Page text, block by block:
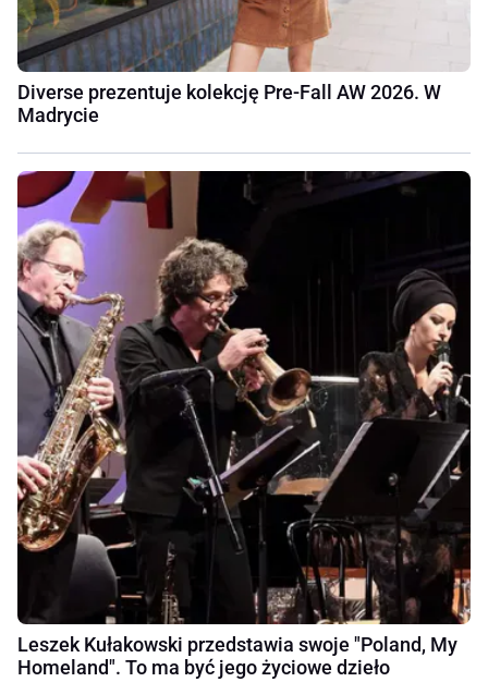
Diverse prezentuje kolekcję Pre-Fall AW 2026. W
Madrycie
Leszek Kułakowski przedstawia swoje "Poland, My
Homeland". To ma być jego życiowe dzieło